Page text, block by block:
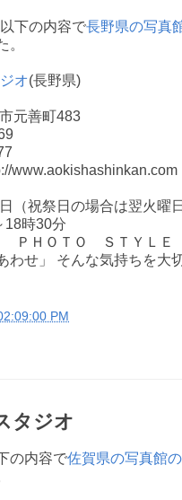
下の内容で長野県の写真
。
オ(長野県)
元善町483
www.aokishashinkan.com
（祝祭日の場合は翌火曜日
18時30分
ＰＨＯＴＯ ＳＴＹＬＥ
わせ」 そんな気持ちを大
PM
タジオ
の内容で佐賀県の写真館